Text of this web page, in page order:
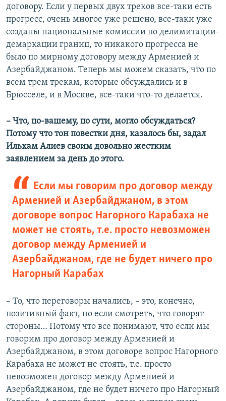
договору. Если у первых двух треков все-таки есть
прогресс, очень многое уже решено, все-таки уже
созданы национальные комиссии по делимитации-
демаркации границ, то никакого прогресса не
было по мирному договору между Арменией и
Азербайджаном. Теперь мы можем сказать, что по
всем трем трекам, которые обсуждались и в
Брюсселе, и в Москве, все-таки что-то делается.
– Что, по-вашему, по сути, могло обсуждаться?
Потому что тон повестки дня, казалось бы, задал
Ильхам Алиев своим довольно жестким
заявлением за день до этого.
Если мы говорим про договор между
Арменией и Азербайджаном, в этом
договоре вопрос Нагорного Карабаха не
может не стоять, т.е. просто невозможен
договор между Арменией и
Азербайджаном, где не будет ничего про
Нагорный Карабах
– То, что переговоры начались, – это, конечно,
позитивный факт, но если смотреть, что говорят
стороны… Потому что все понимают, что если мы
говорим про договор между Арменией и
Азербайджаном, в этом договоре вопрос Нагорного
Карабаха не может не стоять, т.е. просто
невозможен договор между Арменией и
Азербайджаном, где не будет ничего про Нагорный